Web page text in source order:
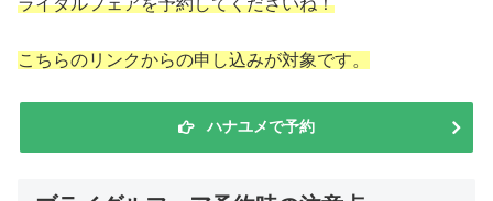
ライダルフェアを予約してくださいね！
こちらのリンクからの申し込みが対象です。
ハナユメで予約